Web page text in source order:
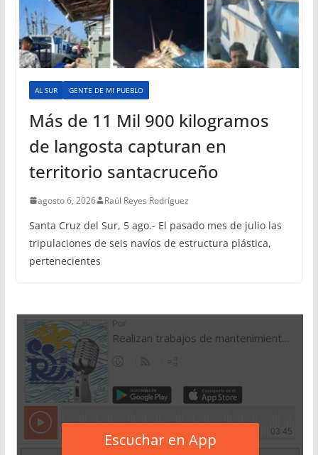
AL SUR GENTE DE MI PUEBLO
Más de 11 Mil 900 kilogramos
de langosta capturan en
territorio santacruceño
agosto 6, 2026 Raúl Reyes Rodríguez
Santa Cruz del Sur, 5 ago.- El pasado mes de julio las
tripulaciones de seis navíos de estructura plástica,
pertenecientes